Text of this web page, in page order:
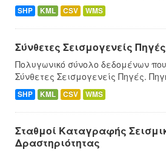
SHP KML CSV WMS
Σύνθετες Σεισμογενείς
Πολυγωνικό σύνολο δεδομένων που
Σύνθετες Σεισμογενείς Πηγές.
SHP KML CSV WMS
Σταθμοί Καταγραφής
Δραστηριότητας